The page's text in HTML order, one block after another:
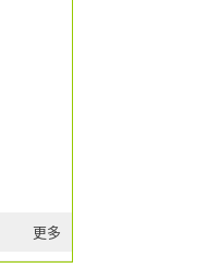
更多